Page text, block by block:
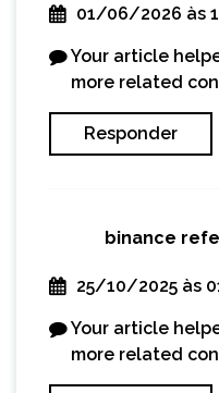
01/06/2026 às
Your article
more related
Responder
binance
25/10/2025 às
Your article
more related